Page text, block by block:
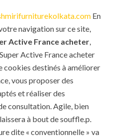
En
navigation sur ce site,
Active France acheter,
Active France acheter
cookies destinés à améliorer
vous proposer des
et réaliser des
consultation. Agile, bien
à bout de souffle.p.
dite « conventionnelle » va